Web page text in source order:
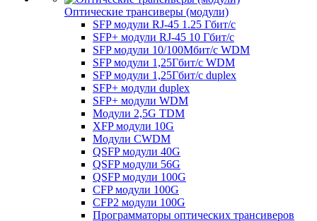
Оптические трансиверы (модули)
SFP модули RJ-45 1.25 Гбит/c
SFP+ модули RJ-45 10 Гбит/c
SFP модули 10/100Мбит/с WDM
SFP модули 1,25Гбит/с WDM
SFP модули 1,25Гбит/с duplex
SFP+ модули duplex
SFP+ модули WDM
Модули 2,5G TDM
XFP модули 10G
Модули CWDM
QSFP модули 40G
QSFP модули 56G
QSFP модули 100G
CFP модули 100G
CFP2 модули 100G
Программаторы оптических трансиверов